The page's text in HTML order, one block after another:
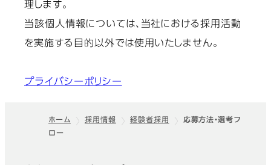
理します。
当該個人情報については、当社における採用活動
を実施する目的以外では使用いたしません。
プライバシーポリシー
フッター
ホーム 採用情報 経験者採用
応募方法・選考フ
ロー